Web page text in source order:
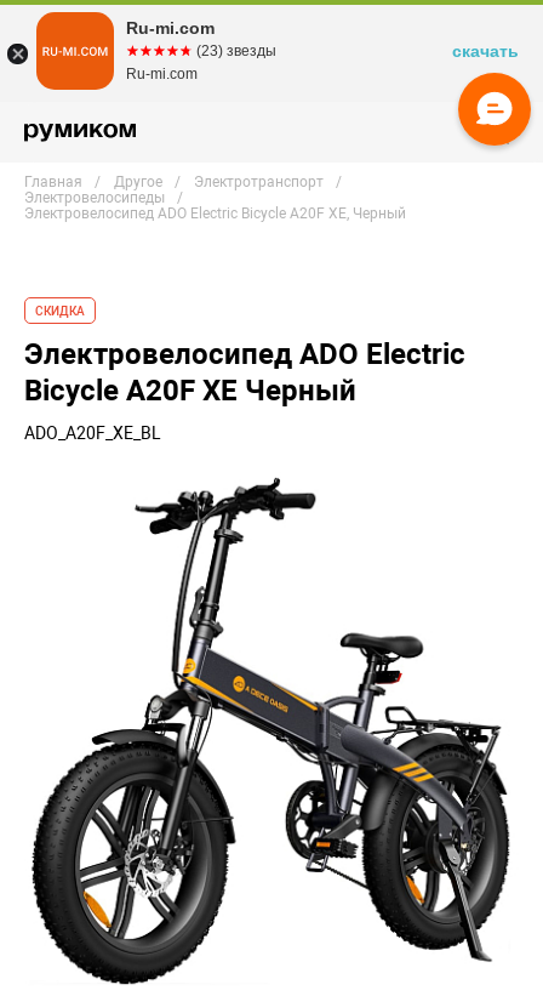
Главная Другое
Электротранспорт
Электровелосипеды
Электровелосипед ADO Electric Bicycle A20F XE, Черный
СКИДКА
Электровелосипед ADO Electric
Bicycle A20F XE Черный
ADO_A20F_XE_BL
Ru-mi.com
☆☆☆☆☆
★★★★★ (23) звезды
Ru-mi.com
скачать